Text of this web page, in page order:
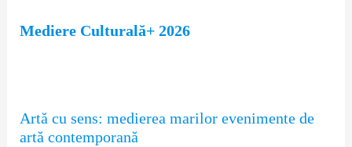
Mediere Culturală+ 2026
Artă cu sens: medierea marilor evenimente de
artă contemporană